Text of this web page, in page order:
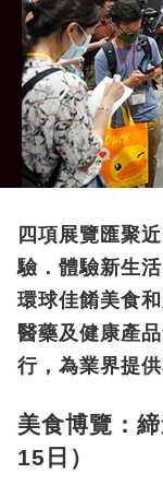
四項展覽匯聚
驗．體驗新生
環球佳餚美食
醫藥及健康產
行，為業界提
美食博覽：
15日）